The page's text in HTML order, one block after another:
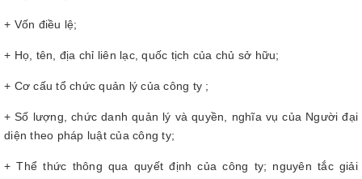
+ Vốn điều lệ;
+ Họ, tên, địa chỉ liên lạc, quốc tịch của chủ sở hữu;
+ Cơ cấu tổ chức quản lý của công ty ;
+ Số lượng, chức danh quản lý và quyền, nghĩa vụ của Người đại
diện theo pháp luật của công ty;
+ Thể thức thông qua quyết định của công ty; nguyên tắc giải